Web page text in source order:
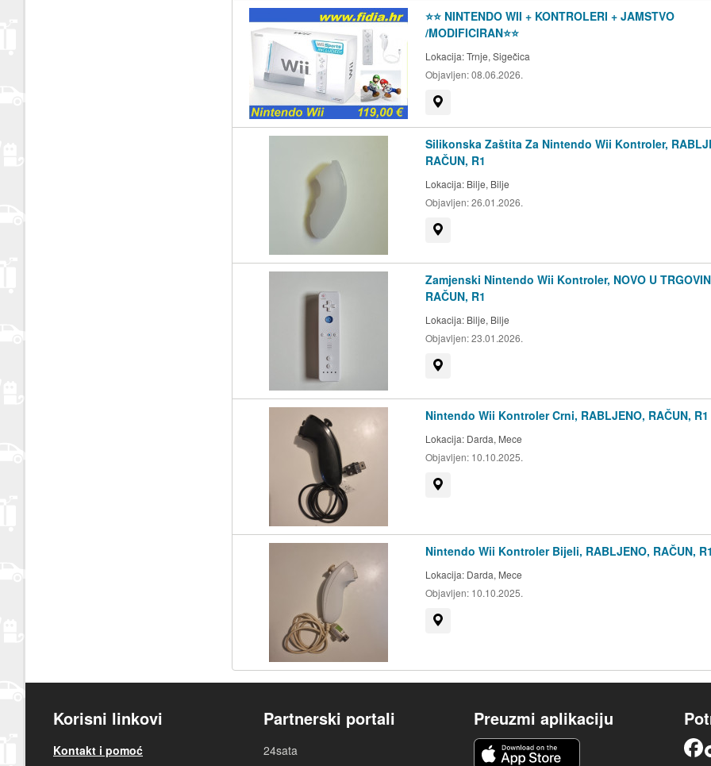
⭐️⭐️ NINTENDO WII + KONTROLERI + JAMSTVO
/MODIFICIRAN⭐️⭐️
Lokacija:Trnje, Sigečica
Objavljen:08.06.2026.
Silikonska Zaštita Za Nintendo Wii Kontroler,
RAČUN, R1
Lokacija: Bilje, Bilje
Objavljen:26.01.2026.
Zamjenski Nintendo Wii Kontroler, NOVO U
RAČUN, R1
Lokacija: Bilje, Bilje
Objavljen:23.01.2026.
Nintendo Wii Kontroler Crni, RABLJENO, RAČUN, R1
Lokacija: Darda, Mece
Objavljen: 10.10.2025.
Nintendo Wii Kontroler Bijeli, RABLJENO, RAČUN, R1
Lokacija: Darda, Mece
Objavljen: 10.10.2025.
Korisni linkovi
Kontakt i pomoć
Partnerski portali
24sata
Preuzmi aplikaciju